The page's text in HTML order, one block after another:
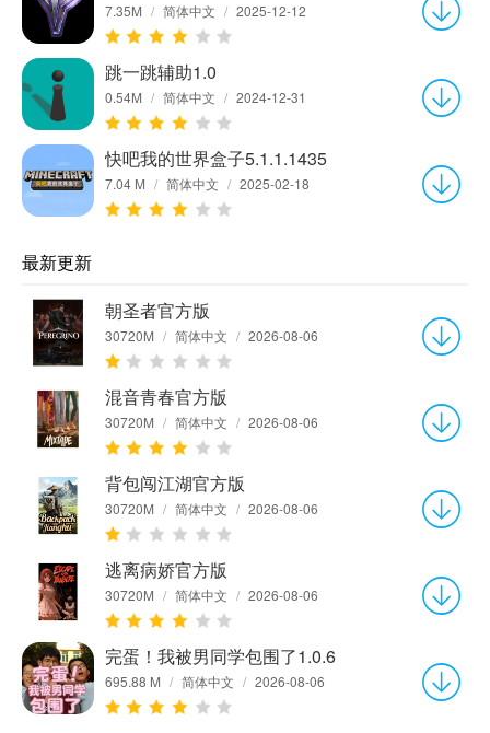
7.35M / 简体中文 / 2025-12-12
跳一跳辅助1.0
0.54M / 简体中文 / 2024-12-31
快吧我的世界盒子5.1.1.1435
7.04 M / 简体中文 / 2025-02-18
最新更新
朝圣者官方版
30720M / 简体中文 / 2026-08-06
混音青春官方版
30720M / 简体中文 / 2026-08-06
背包闯江湖官方版
30720M / 简体中文 / 2026-08-06
逃离病娇官方版
30720M / 简体中文 / 2026-08-06
完蛋！我被男同学包围了1.0.6
695.88 M / 简体中文 / 2026-08-06